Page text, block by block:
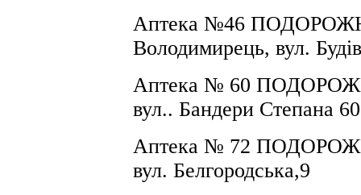
Аптека №46
Володимирець, вул.
Аптека № 60
вул.. Бандери Степана 60
Аптека № 72
вул. Белгородська,9